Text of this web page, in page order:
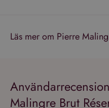
Läs mer om Pierre
Malingre Brut